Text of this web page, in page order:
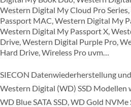
Western Digital My Cloud Pro
Passport MAC, Western Digital My
Western Digital My Passport X,
Drive, Western Digital Purple Pro,
Hard Drive, Wireless Pro uvm…
SIECON Datenwiederherstellung
Western Digital (WD) SSD Modellen
WD Blue SATA SSD, WD Gold NVMe